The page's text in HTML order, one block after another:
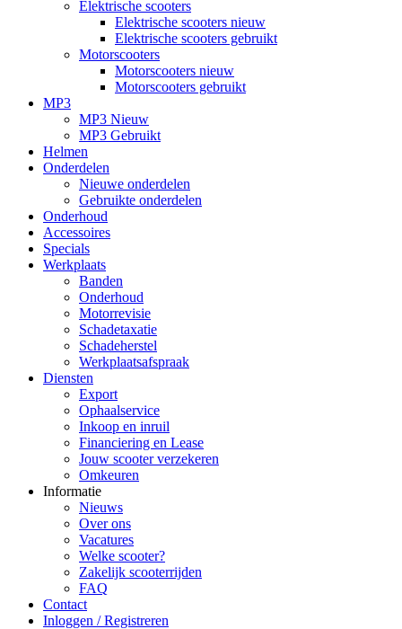
Elektrische scooters
Elektrische scooters nieuw
Elektrische scooters gebruikt
Motorscooters
Motorscooters nieuw
Motorscooters gebruikt
MP3
MP3 Nieuw
MP3 Gebruikt
Helmen
Onderdelen
Nieuwe onderdelen
Gebruikte onderdelen
Onderhoud
Accessoires
Specials
Werkplaats
Banden
Onderhoud
Motorrevisie
Schadetaxatie
Schadeherstel
Werkplaatsafspraak
Diensten
Export
Ophaalservice
Inkoop en inruil
Financiering en Lease
Jouw scooter verzekeren
Omkeuren
Informatie
Nieuws
Over ons
Vacatures
Welke scooter?
Zakelijk scooterrijden
FAQ
Contact
Inloggen / Registreren